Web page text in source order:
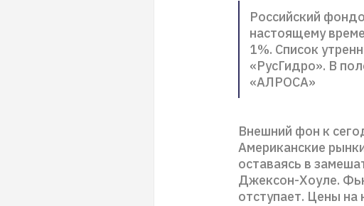
Российский
настоящему
1%. Список
«РусГидро». В
«АЛРОСА»
Внешний фон к
Американские
оставаясь в
Джексон-Хоуле.
отступает. Цены